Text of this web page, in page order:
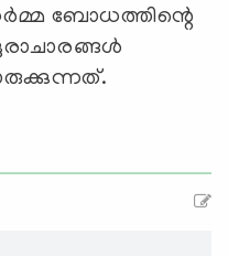
ബോധത്തിന്റെ